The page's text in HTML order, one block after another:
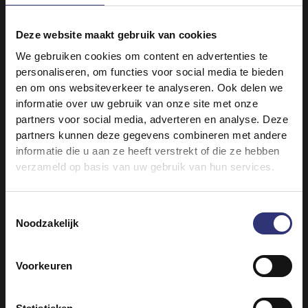
Deze website maakt gebruik van cookies
We gebruiken cookies om content en advertenties te
personaliseren, om functies voor social media te bieden
en om ons websiteverkeer te analyseren. Ook delen we
informatie over uw gebruik van onze site met onze
partners voor social media, adverteren en analyse. Deze
partners kunnen deze gegevens combineren met andere
informatie die u aan ze heeft verstrekt of die ze hebben
verzameld op basis van uw gebruik van hun services.
Noodzakelijk
Voorkeuren
Kleuren overal
De volgende dag, wanneer het vuur gedoofd is,
begint het echte Holifeest. Dit gaat gepaard met een
kleurrijk ritueel: iedereen mag elkaar dan onder
strooien met gekleurd poeder. Een supervrolijk
aanzien! Omdat iedereen gekleurd is door het poeder,
verdwijnen de verschillen tussen religie of afkomst.
tijdens het Holifeest dus vooral voor vreugde en
plezier zorgen en mensen tot elkaar brengen.
Westen verschillende kleurfestivals ontstaan, denk